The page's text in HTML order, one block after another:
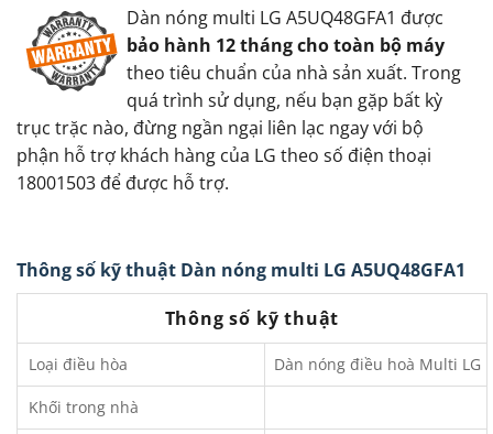
Dàn nóng multi LG A5UQ48GFA1 được
bảo hành 12 tháng cho toàn bộ máy
theo tiêu chuẩn của nhà sản xuất. Trong
quá trình sử dụng, nếu bạn gặp bất kỳ
trục trặc nào, đừng ngần ngại liên lạc ngay với bộ
phận hỗ trợ khách hàng của LG theo số điện thoại
18001503 để được hỗ trợ.
Thông số kỹ thuật Dàn nóng multi LG A5UQ48GFA1
Thông số kỹ thuật
Loại điều hòa Dàn nóng điều hoà Multi LG
Khối trong nhà